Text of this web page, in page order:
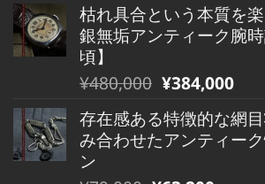
価
格
は
¥490,000
で
し
た。
の
価
は
¥490,000
で
す。
枯れ具合という本質を
銀無垢アンティーク腕
頃】
元
価
格
は
¥480,000 現
の
価
¥384,000
存在感ある特徴的な網
み合わせたアンティー
ン